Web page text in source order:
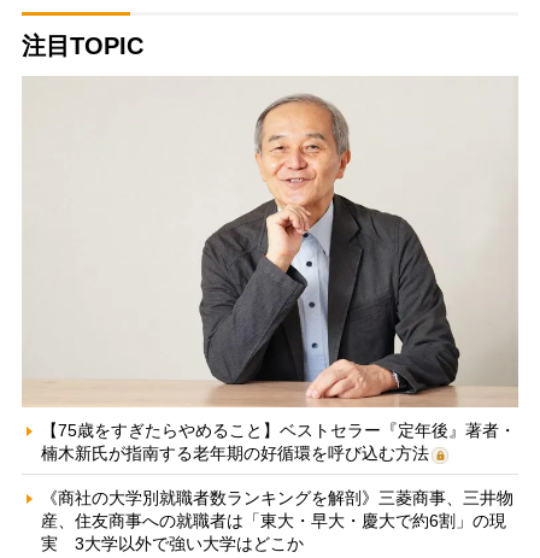
注目TOPIC
【75歳をすぎたらやめること】ベストセラー『定年後』著者・
楠木新氏が指南する老年期の好循環を呼び込む方法
《商社の大学別就職者数ランキングを解剖》三菱商事、三井物
産、住友商事への就職者は「東大・早大・慶大で約6割」の現
実 3大学以外で強い大学はどこか